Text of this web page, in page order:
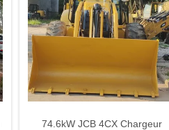
74.6kW JCB 4CX Chargeur